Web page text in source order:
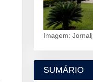
Imagem:
SUMÁRIO